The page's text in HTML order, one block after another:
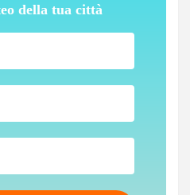
della tua città